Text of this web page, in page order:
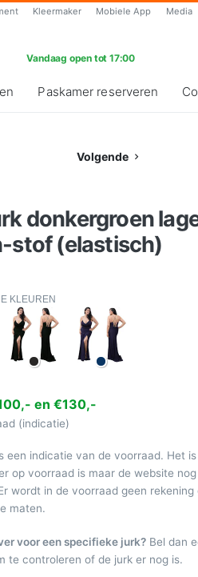
Kleermaker Mobiele App Media
Vandaag open tot 17:00
Paskamer reserveren
Volgende
donkergroen
stof (elastisch)
KLEUREN
en €130,-
(indicatie)
een indicatie van de voorraad. Het
op voorraad is maar de website
wordt in de voorraad geen rekening
maten.
voor een specifieke jurk? Bel dan
te controleren of de jurk er nog is.